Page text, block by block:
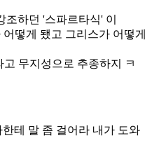
하던 '스파르타식' 이
떻게 됐고 그리스가 어떻게
무지성으로 추종하지 ㅋ
테 말 좀 걸어라 내가 도와